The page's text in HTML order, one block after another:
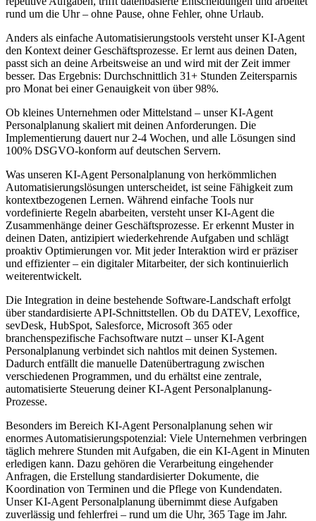
rund um die Uhr – ohne Pause, ohne Fehler, ohne Urlaub.
Anders als einfache Automatisierungstools versteht unser KI-Agent
den Kontext deiner Geschäftsprozesse. Er lernt aus deinen Daten,
passt sich an deine Arbeitsweise an und wird mit der Zeit immer
besser. Das Ergebnis: Durchschnittlich 31+ Stunden Zeitersparnis
pro Monat bei einer Genauigkeit von über 98%.
Ob kleines Unternehmen oder Mittelstand – unserKI-Agent
Personalplanung skaliert mit deinen Anforderungen. Die
Implementierung dauert nur 2-4 Wochen, und alle Lösungen sind
100% DSGVO-konform auf deutschen Servern.
Was unseren KI-Agent Personalplanung von herkömmlichen
Automatisierungslösungen unterscheidet, ist seine Fähigkeit zum
kontextbezogenen Lernen. Während einfache Tools nur
vordefinierte Regeln abarbeiten, versteht unser KI-Agent die
Zusammenhänge deiner Geschäftsprozesse. Er erkennt Muster in
deinen Daten, antizipiert wiederkehrende Aufgaben und schlägt
proaktiv Optimierungen vor. Mit jeder Interaktion wird er präziser
und effizienter – ein digitaler Mitarbeiter, der sich kontinuierlich
weiterentwickelt.
Die Integration in deine bestehende Software-Landschaft erfolgt
über standardisierte API-Schnittstellen. Ob du DATEV, Lexoffice,
sevDesk, HubSpot, Salesforce, Microsoft 365 oder
branchenspezifische Fachsoftware nutzt – unserKI-Agent
Personalplanung verbindet sich nahtlos mit deinen Systemen.
Dadurch entfällt die manuelle Datenübertragung zwischen
verschiedenen Programmen, und du erhältst eine zentrale,
automatisierte Steuerung deinerKI-Agent Personalplanung-
Prozesse.
Besonders im Bereich KI-Agent Personalplanung sehen wir
enormes Automatisierungspotenzial: Viele Unternehmen verbringen
täglich mehrere Stunden mit Aufgaben, die ein KI-Agent in Minuten
erledigen kann. Dazu gehören die Verarbeitung eingehender
Anfragen, die Erstellung standardisierter Dokumente, die
Koordination von Terminen und die Pflege von Kundendaten.
UnserKI-Agent Personalplanung übernimmt diese Aufgaben
zuverlässig und fehlerfrei – rund um die Uhr, 365 Tage im Jahr.